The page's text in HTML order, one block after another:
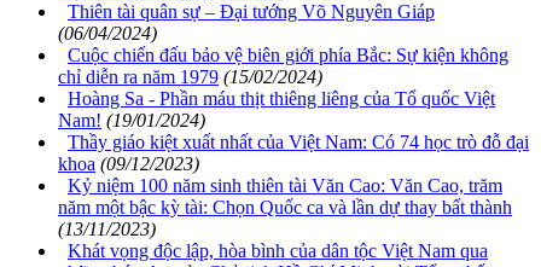
Thiên tài quân sự – Đại tướng Võ Nguyên Giáp
(06/04/2024)
Cuộc chiến đấu bảo vệ biên giới phía Bắc: Sự kiện không
chỉ diễn ra năm 1979 (15/02/2024)
Hoàng Sa - Phần máu thịt thiêng liêng của Tổ quốc Việt
Nam! (19/01/2024)
Thầy giáo kiệt xuất nhất của Việt Nam: Có 74 học trò đỗ đại
khoa (09/12/2023)
Kỷ niệm 100 năm sinh thiên tài Văn Cao: Văn Cao, trăm
năm một bậc kỳ tài: Chọn Quốc ca và lần dự thay bất thành
(13/11/2023)
Khát vọng độc lập, hòa bình của dân tộc Việt Nam qua